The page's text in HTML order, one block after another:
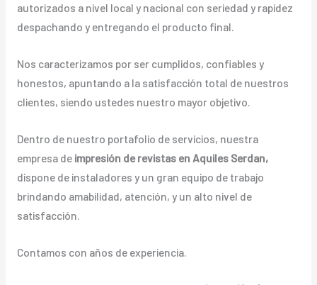
autorizados a nivel local y nacional con seriedad y rapidez
despachando y entregando el producto final.
Nos caracterizamos por ser cumplidos, confiables y
honestos, apuntando a la satisfacción total de nuestros
clientes, siendo ustedes nuestro mayor objetivo.
Dentro de nuestro portafolio de servicios, nuestra
empresa de impresión de revistas en Aquiles Serdan,
dispone de instaladores y un gran equipo de trabajo
brindando amabilidad, atención, y un alto nivel de
satisfacción.
Contamos con años de experiencia.